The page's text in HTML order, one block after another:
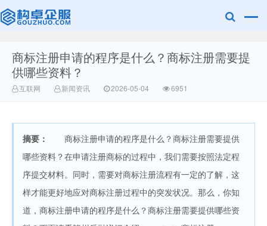
广美明度文化
商标注册申请的程序是什么？商标注册需要提
供哪些资料？
互联网 新闻资讯 2026-05-04 6951
摘要：
商标注册申请的程序是什么？商标注册需要提供
哪些资料？在申请注册商标的过程中，我们需要按照法定程
序提交材料。同时，需要对商标注册流程有一定的了解，这
样才能更好地应对商标注册过程中的突发状况。那么，你知
道，商标注册申请的程序是什么？商标注册需要提供哪些资